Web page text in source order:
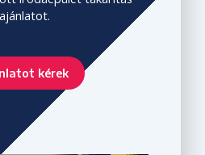
ajánlatot.
kérek